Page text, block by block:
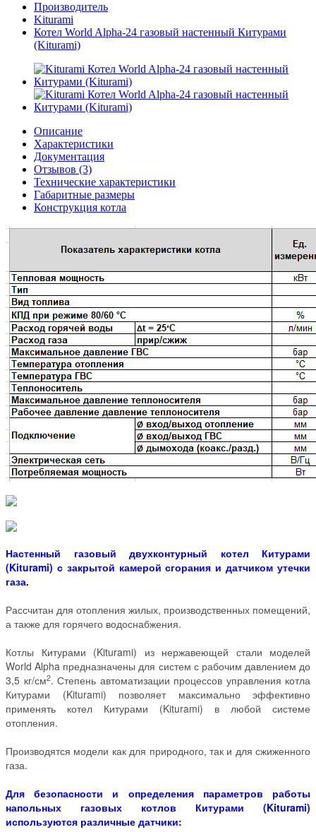
Производитель
Kiturami
Котел World Alpha-24 газовый настенный Китурами
(Kiturami)
Описание
Характеристики
Документация
Отзывов (3)
Технические характеристики
Габаритные размеры
Конструкция котла
Настенный газовый двухконтурный котел Китурами
(Kiturami) с закрытой камерой сгорания и датчиком утечки
газа.
Рассчитан для отопления жилых, производственных помещений,
а также для горячего водоснабжения.
Котлы Китурами (Kiturami) из нержавеющей стали моделей
World Alpha предназначены для систем с рабочим давлением до
3,5 кг/см2. Степень автоматизации процессов управления котла
Китурами (Kiturami) позволяет максимально эффективно
применять котел Китурами (Kiturami) в любой системе
отопления.
Производятся модели как для природного, так и для сжиженного
газа.
Для безопасности и определения параметров работы
напольных газовых котлов Китурами (Kiturami)
используются различные датчики: